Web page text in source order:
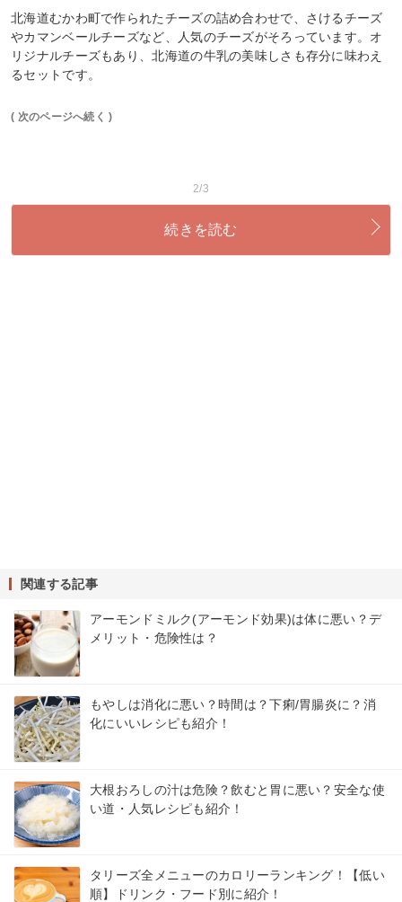
北海道むかわ町で作られたチーズの詰め合わせで、さけるチーズ
やカマンベールチーズなど、人気のチーズがそろっています。オ
リジナルチーズもあり、北海道の牛乳の美味しさも存分に味わえ
るセットです。
( 次のページへ続く )
2/3
続きを読む
関連する記事
アーモンドミルク(アーモンド効果)は体に悪い？デ
メリット・危険性は？
もやしは消化に悪い？時間は？下痢/胃腸炎に？消
化にいいレシピも紹介！
大根おろしの汁は危険？飲むと胃に悪い？安全な使
い道・人気レシピも紹介！
タリーズ全メニューのカロリーランキング！【低い
順】ドリンク・フード別に紹介！